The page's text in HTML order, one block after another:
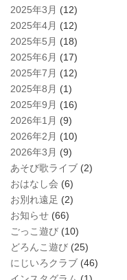
2025年3月 (12)
2025年4月 (12)
2025年5月 (18)
2025年6月 (17)
2025年7月 (12)
2025年8月 (1)
2025年9月 (16)
2026年1月 (9)
2026年2月 (10)
2026年3月 (9)
あそび歌ライブ (2)
おはなし会 (6)
お別れ遠足 (2)
お知らせ (66)
ごっこ遊び (10)
どろんこ遊び (25)
にじいろクラブ (46)